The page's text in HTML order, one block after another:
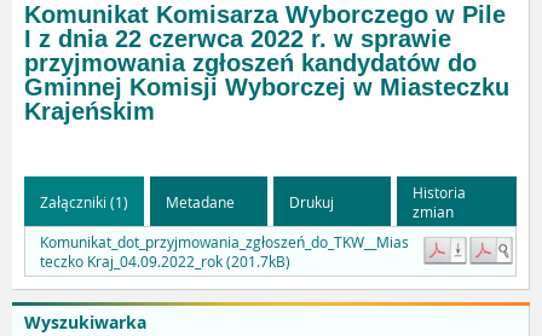
Wyszukiwarka
Komunikat Komisarza Wyborczego w Pile
I z dnia 22 czerwca 2022 r. w sprawie
przyjmowania zgłoszeń kandydatów do
Gminnej Komisji Wyborczej w Miasteczku
Krajeńskim
Załączniki (1) Metadane Drukuj
Historia
zmian
Komunikat_dot_przyjmowania_zgłoszeń_do_TKW__Mias
teczko Kraj_04.09.2022_rok (201.7kB)